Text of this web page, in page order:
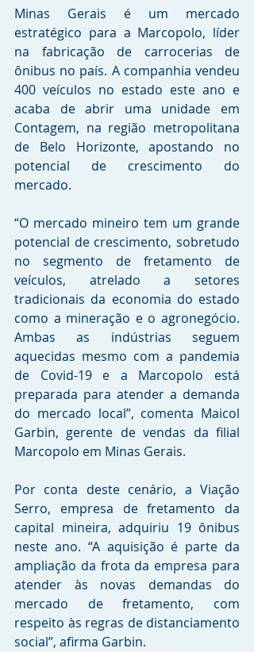
Minas Gerais é um mercado
estratégico para a Marcopolo, líder
na fabricação de carrocerias de
ônibus no país. A companhia vendeu
400 veículos no estado este ano e
acaba de abrir uma unidade em
Contagem, na região metropolitana
de Belo Horizonte, apostando no
potencial de crescimento do
mercado.
“O mercado mineiro tem um grande
potencial de crescimento, sobretudo
no segmento de fretamento de
veículos, atrelado a setores
tradicionais da economia do estado
como a mineração e o agronegócio.
Ambas as indústrias seguem
aquecidas mesmo com a pandemia
de Covid-19 e a Marcopolo está
preparada para atender a demanda
do mercado local”, comenta Maicol
Garbin, gerente de vendas da filial
Marcopolo em Minas Gerais.
Por conta deste cenário, a Viação
Serro, empresa de fretamento da
capital mineira, adquiriu 19 ônibus
neste ano. “A aquisição é parte da
ampliação da frota da empresa para
atender às novas demandas do
mercado de fretamento, com
respeito às regras de distanciamento
social”, afirma Garbin.